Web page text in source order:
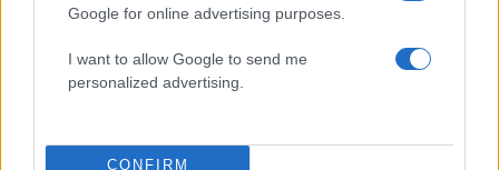
Google for online advertising purposes.
I want to allow Google to send me
personalized advertising.
CONFIRM
Λένα Σαμαρά: Συγκίνηση στο μνημόσυνο
για τον έναν χρόνο από τον θάνατο της
κόρης του Αντώνη Σαμαρά
Σοκαριστική υπόθεση στην Κρήτη:
καθόταν αμέριμνο σε αυλή επιχείρησης